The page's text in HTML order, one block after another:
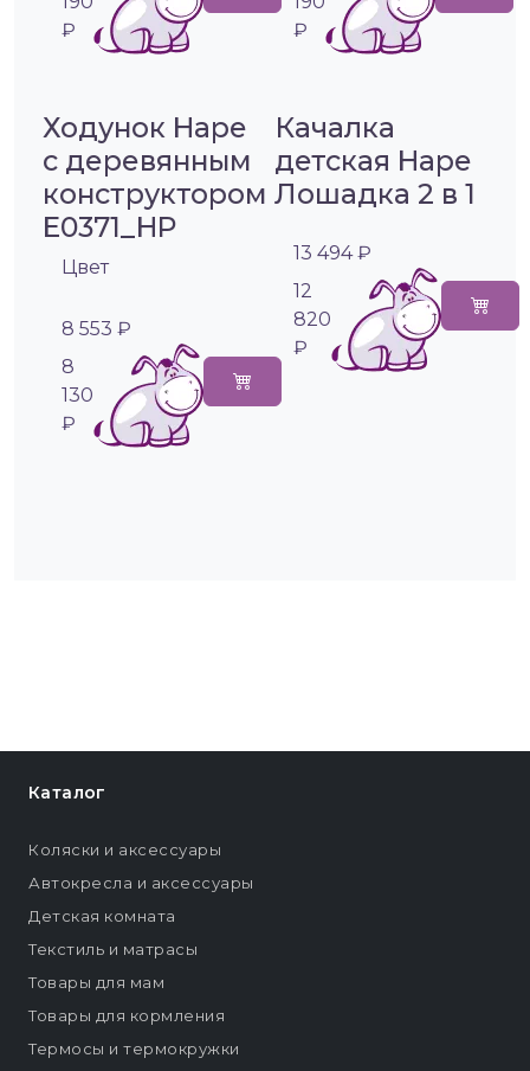
₽
₽
Ходунок Hape
с деревянным
конструктором
E0371_HP
Цвет
8 553 ₽
8
130
₽
Качалка
детская Hape
Лошадка 2 в 1
13 494 ₽
12
820
₽
Каталог
Коляски и аксессуары
Автокресла и аксессуары
Детская комната
Текстиль и матрасы
Товары для мам
Товары для кормления
Термосы и термокружки